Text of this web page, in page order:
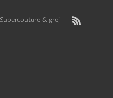
Supercouture & grej